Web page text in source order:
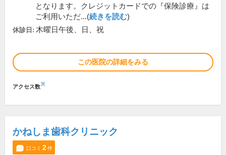
となります。クレジットカードでの『保険診療』は
ご利用いただ...(続きを読む)
休診日: 木曜日午後、日、祝
この医院の詳細をみる
アクセス数※
かねしま歯科クリニック
口コミ 2件